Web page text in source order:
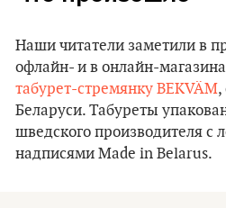
Наши читатели заметили в
офлайн- и в онлайн-
табурет-стремянку BEKVÄM,
Беларуси. Табуреты
шведского производителя с
надписями Made in Belarus.